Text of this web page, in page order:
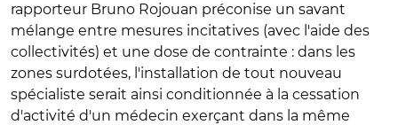
rapporteur Bruno Rojouan préconise un savant
mélange entre mesures incitatives (avec l'aide des
collectivités) et une dose de contrainte : dans les
zones surdotées, l'installation de tout nouveau
spécialiste serait ainsi conditionnée à la cessation
d'activité d'un médecin exerçant dans la même